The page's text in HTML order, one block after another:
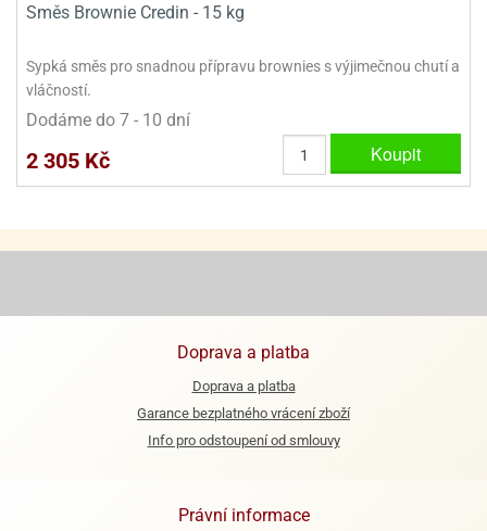
Směs Brownie Credin - 15 kg
Sypká směs pro snadnou přípravu brownies s výjimečnou chutí a
vláčností.
Dodáme do 7 - 10 dní
2 305 Kč Koupit
Doprava a platba
Doprava a platba
Garance bezplatného vrácení zboží
Info pro odstoupení od smlouvy
Právní informace